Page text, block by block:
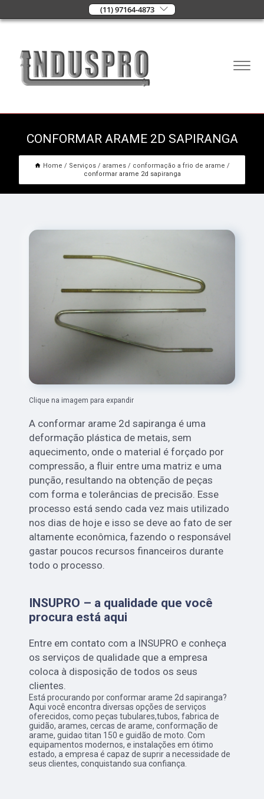
(11) 97164-4873
CONFORMAR ARAME 2D SAPIRANGA
Home Serviços arames
conformação a frio de arame
conformar arame 2d sapiranga
Clique na imagem para expandir
A conformar arame 2d sapiranga é uma
deformação plástica de metais, sem
aquecimento, onde o material é forçado por
compressão, a fluir entre uma matriz e uma
punção, resultando na obtenção de peças
com forma e tolerâncias de precisão. Esse
processo está sendo cada vez mais utilizado
nos dias de hoje e isso se deve ao fato de ser
altamente econômica, fazendo o responsável
gastar poucos recursos financeiros durante
todo o processo.
INSUPRO – a qualidade que você
procura está aqui
Entre em contato com a INSUPRO e conheça
os serviços de qualidade que a empresa
coloca à disposição de todos os seus
clientes.
Está procurando por conformar arame 2d sapiranga?
Aqui você encontra diversas opções de serviços
oferecidos, como peças tubulares,tubos, fabrica de
guidão, arames, cercas de arame, conformação de
arame, guidao titan 150 e guidão de moto. Com
equipamentos modernos, e instalações em ótimo
estado, a empresa é capaz de suprir a necessidade de
seus clientes, conquistando sua confiança.